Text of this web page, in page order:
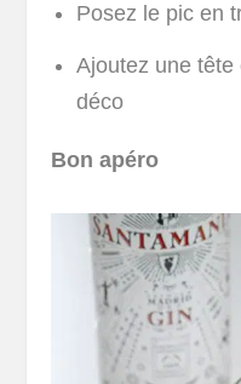
Posez le pic en
Ajoutez une
déco
Bon apéro